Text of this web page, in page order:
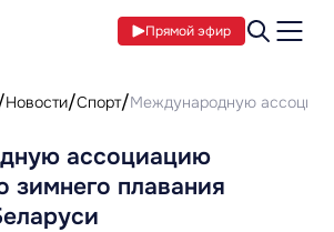
Прямой эфир
Новости Спорт Международную
ассоциацию
зимнего плавания